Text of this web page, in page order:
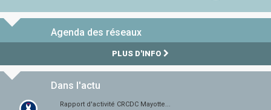
Agenda des réseaux
PLUS D'INFO
Dans l'actu
Rapport d'activité CRCDC Mayotte...